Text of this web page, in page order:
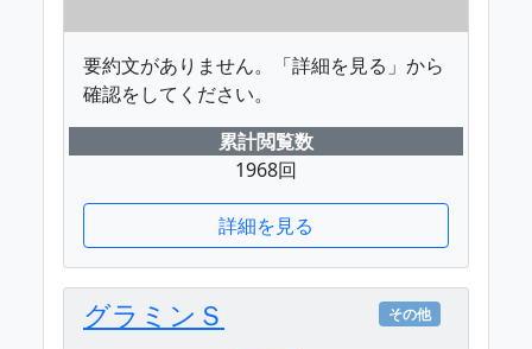
要約文がありません。「詳細を見る」から
確認をしてください。
累計閲覧数
1968回
詳細を見る
グラミンＳ その他